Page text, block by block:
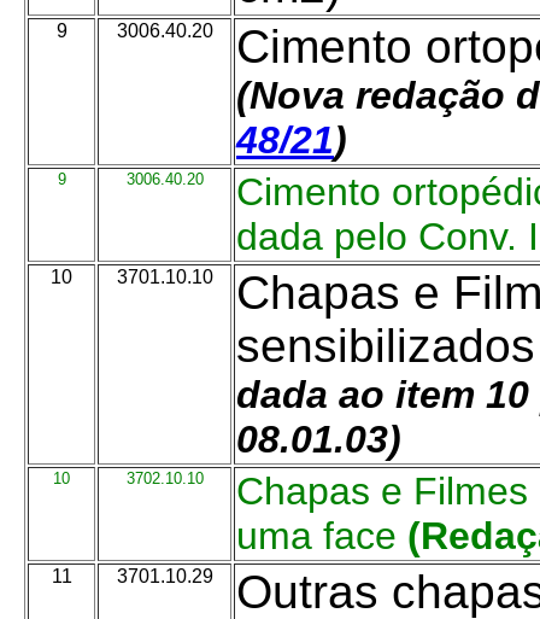
9 3006.40.20 Cimento
(Nova redação
48/21)
9 3006.40.20
Cimento
dada pelo Conv.
10 3701.10.10
Chapas e
dada ao item
08.01.03)
10 3702.10.10
Chapas e
uma face
11 3701.10.29 Outras